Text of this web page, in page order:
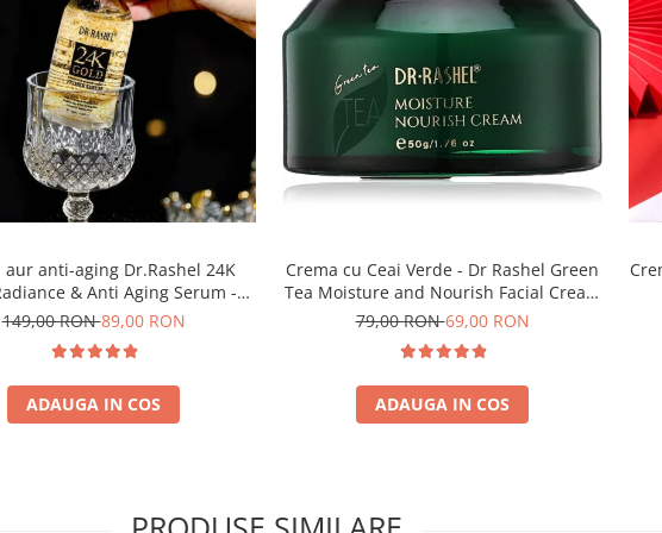
aging Dr.Rashel 24K
& Anti Aging Serum -
100ml
149,00 RON89,00 RON
ADAUGA IN COS
Crema cu Ceai Verde - Dr Rashel Green
Tea Moisture and Nourish Facial Cream
50g
79,00 RON69,00 RON
ADAUGA IN COS